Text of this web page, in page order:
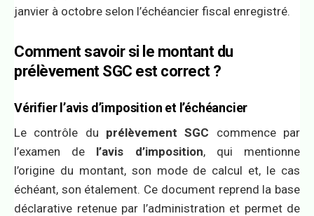
janvier à octobre selon l’échéancier fiscal enregistré.
Comment savoir si le montant du
prélèvement SGC est correct ?
Vérifier l’avis d’imposition et l’échéancier
Le contrôle du prélèvement SGC commence par
l’examen de l’avis d’imposition, qui mentionne
l’origine du montant, son mode de calcul et, le cas
échéant, son étalement. Ce document reprend la base
déclarative retenue par l’administration et permet de